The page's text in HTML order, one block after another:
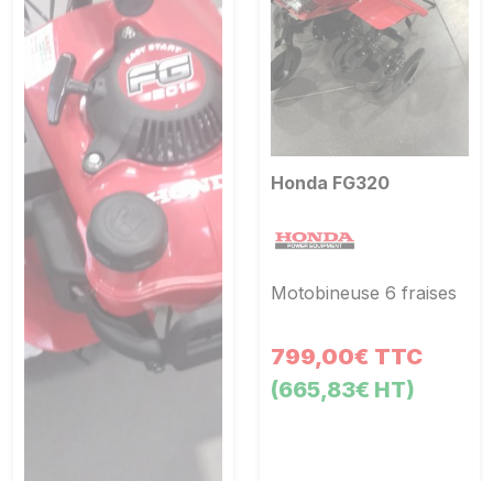
Honda FG320
Motobineuse 6 fraises
799,00€ TTC
(665,83€ HT)